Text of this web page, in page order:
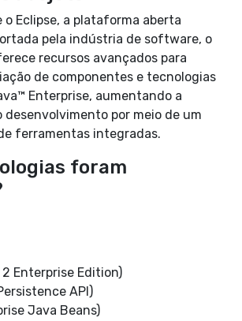
o Eclipse, a plataforma aberta
pela indústria de software, o
recursos avançados para
de componentes e tecnologias
Enterprise, aumentando a
por meio de um
ferramentas integradas.
foram
Enterprise Edition)
API)
Java Beans)